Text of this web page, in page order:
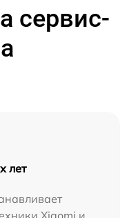
сервис-
лет
Xiaomi и